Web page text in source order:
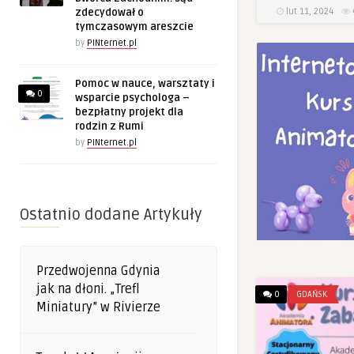
zdecydował o
tymczasowym areszcie
by PINternet.pl
0
Pomoc w nauce, warsztaty i
wsparcie psychologa –
bezpłatny projekt dla
rodzin z Rumi
by PINternet.pl
Ostatnio dodane Artykuły
Przedwojenna Gdynia
jak na dłoni. „Trefl
Miniatury” w Rivierze
lut 11, 2024
0 GDAŃSK